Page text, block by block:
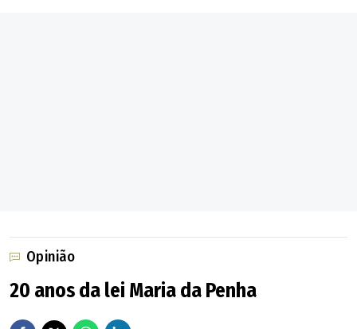
Opinião
20 anos da lei Maria da Penha